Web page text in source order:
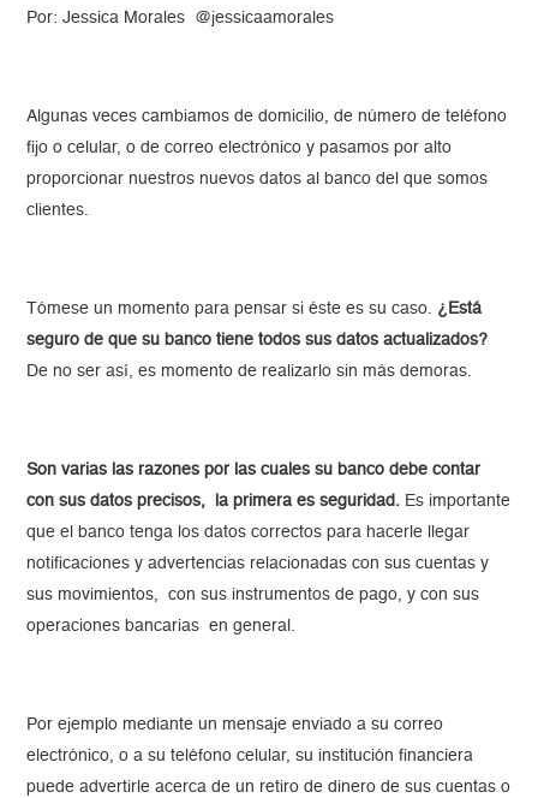
Por: Jessica Morales @jessicaamorales
Algunas veces cambiamos de domicilio, de número de teléfono
fijo o celular, o de correo electrónico y pasamos por alto
proporcionar nuestros nuevos datos al banco del que somos
clientes.
Tómese un momento para pensar si éste es su caso. ¿Está
seguro de que su banco tiene todos sus datos actualizados?
De no ser así, es momento de realizarlo sin más demoras.
Son varias las razones por las cuales su banco debe contar
con sus datos precisos, la primera es seguridad. Es importante
que el banco tenga los datos correctos para hacerle llegar
notificaciones y advertencias relacionadas con sus cuentas y
sus movimientos, con sus instrumentos de pago, y con sus
operaciones bancarias en general.
Por ejemplo mediante un mensaje enviado a su correo
electrónico, o a su teléfono celular, su institución financiera
puede advertirle acerca de un retiro de dinero de sus cuentas o